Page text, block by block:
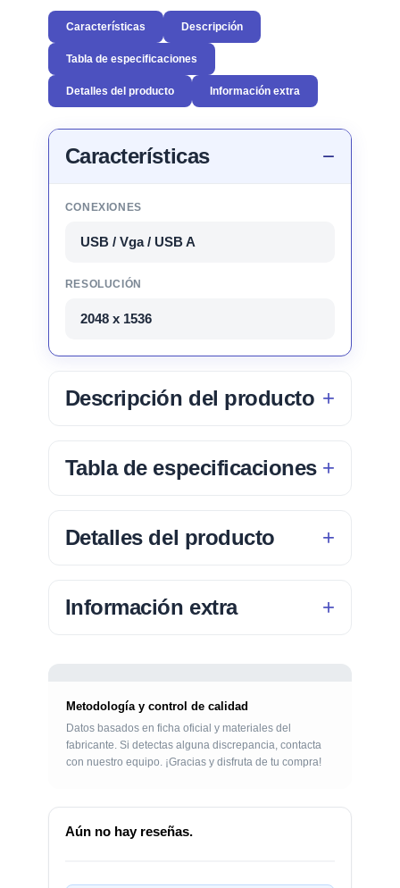
Características Descripción
Tabla de especificaciones
Detalles del producto Información extra
Características
CONEXIONES
USB / Vga / USB A
RESOLUCIÓN
2048 x 1536
Descripción del producto
Tabla de especificaciones
Detalles del producto
Información extra
Metodología y control de calidad
Datos basados en ficha oficial y materiales del
fabricante. Si detectas alguna discrepancia, contacta
con nuestro equipo. ¡Gracias y disfruta de tu compra!
Aún no hay reseñas.